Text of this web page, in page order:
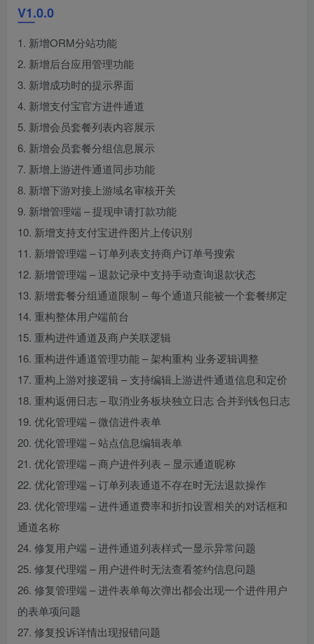
V1.0.0
1. 新增ORM分站功能
2. 新增后台应用管理功能
3. 新增成功时的提示界面
4. 新增支付宝官方进件通道
5. 新增会员套餐列表内容展示
6. 新增会员套餐分组信息展示
7. 新增上游进件通道同步功能
8. 新增下游对接上游域名审核开关
9. 新增管理端 – 提现申请打款功能
10. 新增支持支付宝进件图片上传识别
11. 新增管理端 – 订单列表支持商户订单号搜索
12. 新增管理端 – 退款记录中支持手动查询退款状态
13. 新增套餐分组通道限制 – 每个通道只能被一个套餐绑定
14. 重构整体用户端前台
15. 重构进件通道及商户关联逻辑
16. 重构进件通道管理功能 – 架构重构 业务逻辑调整
17. 重构上游对接逻辑 – 支持编辑上游进件通道信息和定价
18. 重构返佣日志 – 取消业务板块独立日志 合并到钱包日志
19. 优化管理端 – 微信进件表单
20. 优化管理端 – 站点信息编辑表单
21. 优化管理端 – 商户进件列表 – 显示通道昵称
22. 优化管理端 – 订单列表通道不存在时无法退款操作
23. 优化管理端 – 进件通道费率和折扣设置相关的对话框和
通道名称
24. 修复用户端 – 进件通道列表样式一显示异常问题
25. 修复代理端 – 用户进件时无法查看签约信息问题
26. 修复管理端 – 进件表单每次弹出都会出现一个进件用户
的表单项问题
27. 修复投诉详情出现报错问题